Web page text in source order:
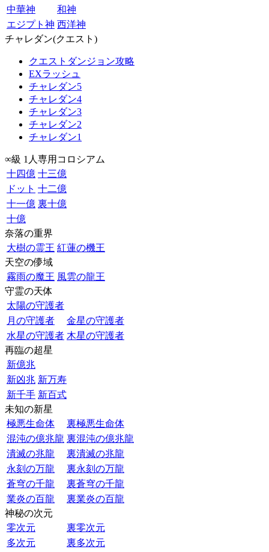
中華神
和神
エジプト神 西洋神
チャレダン(クエスト)
クエストダンジョン攻略
EXラッシュ
チャレダン5
チャレダン4
チャレダン3
チャレダン2
チャレダン1
∞級 1人専用コロシアム
十四億 十三億
ドット 十二億
十一億 裏十億
十億
奈落の重界
大樹の霊王 紅蓮の機王
天空の儚域
霧雨の魔王 風雲の龍王
守霊の天体
太陽の守護者
月の守護者
金星の守護者
水星の守護者 木星の守護者
再臨の超星
新億兆
新凶兆 新万寿
新千手 新百式
未知の新星
極悪生命体
裏極悪生命体
混沌の億兆龍 裏混沌の億兆龍
潰滅の兆龍
裏潰滅の兆龍
永刻の万龍
裏永刻の万龍
蒼穹の千龍
裏蒼穹の千龍
業炎の百龍
裏業炎の百龍
神秘の次元
零次元
裏零次元
多次元
裏多次元